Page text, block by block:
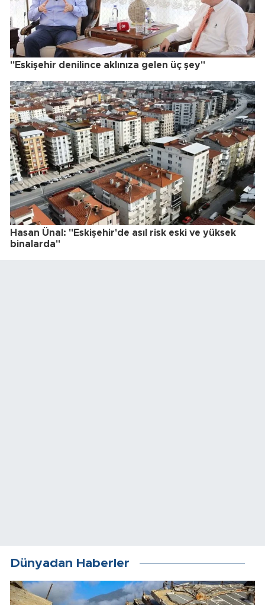
"Eskişehir denilince aklınıza gelen üç şey"
Hasan Ünal: "Eskişehir'de asıl risk eski ve yüksek
binalarda"
Dünyadan Haberler